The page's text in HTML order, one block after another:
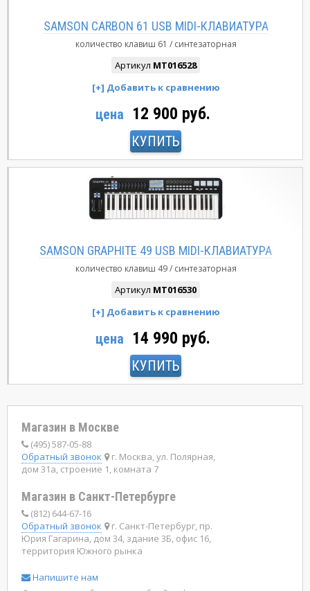
SAMSON CARBON 61 USB MIDI-КЛАВИАТУРА
количество клавиш 61 синтезаторная
Артикул MT016528
цена 12 900 руб.
КУПИТЬ
SAMSON GRAPHITE 49 USB MIDI-КЛАВИАТУРА
количество клавиш 49 синтезаторная
Артикул MT016530
цена 14 990 руб.
КУПИТЬ
Магазин в Москве
(495) 587-05-88
Обратный звонок
г. Москва, ул. Полярная,
дом 31а, строение 1, комната 7
Магазин в Санкт-Петербурге
(812) 644-67-16
Обратный звонок
г. Санкт-Петербург, пр.
Юрия Гагарина, дом 34, здание 3Б, офис 16,
территория Южного рынка
Напишите нам